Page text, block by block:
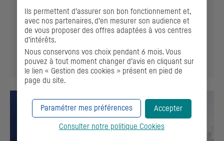
terrain en le proposant à des promoteurs sélectionnés
pour leur fiabilité.
EN SAVOIR +
Ils permettent d’assurer son bon fonctionnement et,
avec nos partenaires, d’en mesurer son audience et
de vous proposer des offres adaptées à vos centres
d’intérêts.
Nous conservons vos choix pendant 6 mois. Vous
pouvez à tout moment changer d’avis en cliquant sur
le lien « Gestion des cookies » présent en pied de
page du site.
Accepter
Paramétrer mes préférences
Consulter notre politique Cookies